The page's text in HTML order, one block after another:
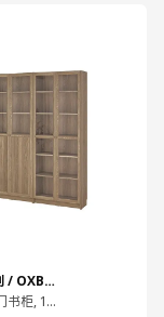
BILLY 毕利 / OXBERG 奥克伯
带板/玻璃门书柜, 160x30x202 厘米